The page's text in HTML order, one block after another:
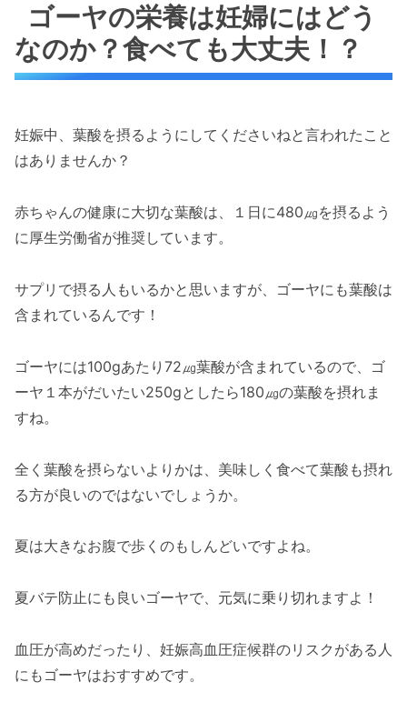
ゴーヤの栄養は妊婦にはどう
なのか？食べても大丈夫！？
妊娠中、葉酸を摂るようにしてくださいねと言われたこと
はありませんか？
赤ちゃんの健康に大切な葉酸は、１日に480㎍を摂るよう
に厚生労働省が推奨しています。
サプリで摂る人もいるかと思いますが、ゴーヤにも葉酸は
含まれているんです！
ゴーヤには100gあたり72㎍葉酸が含まれているので、ゴ
ーヤ１本がだいたい250gとしたら180㎍の葉酸を摂れま
すね。
全く葉酸を摂らないよりかは、美味しく食べて葉酸も摂れ
る方が良いのではないでしょうか。
夏は大きなお腹で歩くのもしんどいですよね。
夏バテ防止にも良いゴーヤで、元気に乗り切れますよ！
血圧が高めだったり、妊娠高血圧症候群のリスクがある人
にもゴーヤはおすすめです。